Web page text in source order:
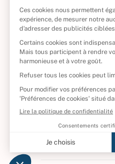
À propos
Politique de retour
Reprendre vos livres
Qui sommes-nous ?
CD d'occasion
DVD d'occasion
Livres d’occasion